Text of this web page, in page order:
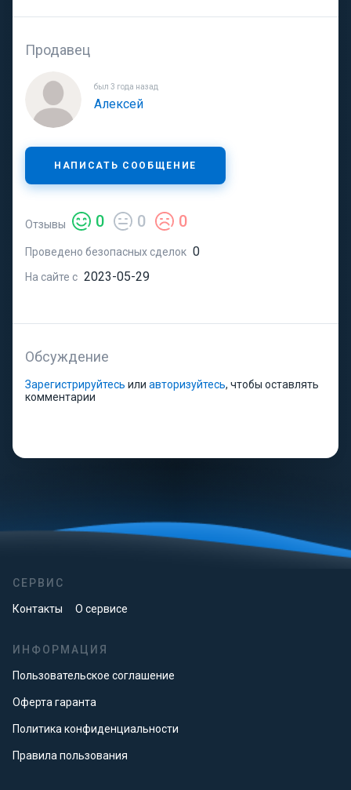
Продавец
был 3 года назад
Алексей
НАПИСАТЬ СООБЩЕНИЕ
Отзывы 0 0 0
Проведено безопасных сделок 0
На сайте с 2023-05-29
Обсуждение
Зарегистрируйтесь или авторизуйтесь, чтобы оставлять
комментарии
СЕРВИС
Контакты О сервисе
ИНФОРМАЦИЯ
Пользовательское соглашение
Оферта гаранта
Политика конфиденциальности
Правила пользования